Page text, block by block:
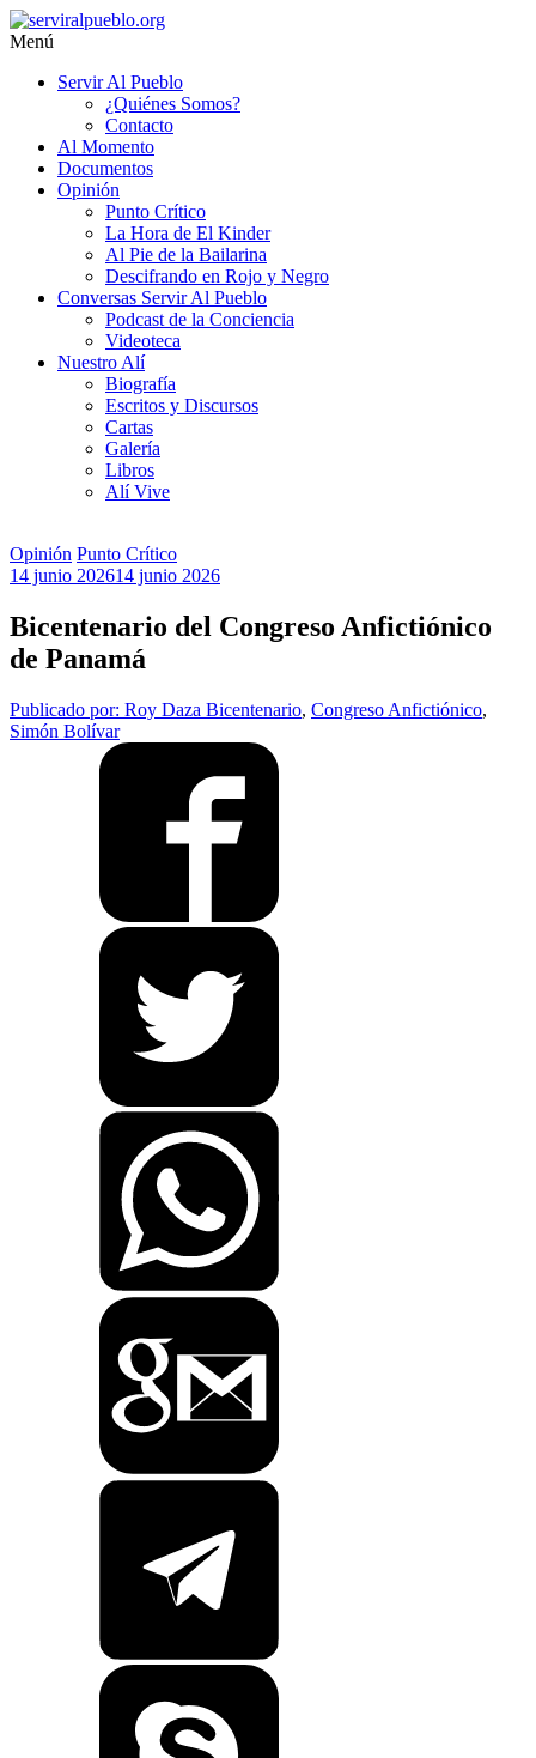
Saltar
al
#SomosServirAlPueblo
Menú
Servir Al Pueblo
¿Quiénes Somos?
Contacto
Al Momento
Documentos
Opinión
Punto Crítico
La Hora de El Kinder
Al Pie de la Bailarina
Descifrando en Rojo y Negro
Conversas Servir Al Pueblo
Podcast de la Conciencia
Videoteca
Nuestro Alí
Biografía
Escritos y Discursos
Cartas
Galería
Libros
Alí Vive
Opinión Punto Crítico
14 junio 202614 junio 2026
Bicentenario del Congreso Anfictiónico
de Panamá
Publicado por: Roy Daza Bicentenario, Congreso Anfictiónico,
Simón Bolívar